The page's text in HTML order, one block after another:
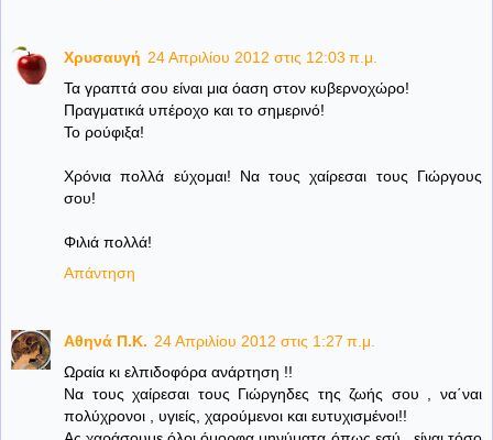
Χρυσαυγή 24 Απριλίου 2012 στις 12:03 π.μ.
Τα γραπτά σου είναι μια όαση στον κυβερνοχώρο!
Πραγματικά υπέροχο και το σημερινό!
Το ρούφιξα!
Χρόνια πολλά εύχομαι! Να τους χαίρεσαι τους Γιώργους
σου!
Φιλιά πολλά!
Απάντηση
Aθηνά Π.Κ. 24 Απριλίου 2012 στις 1:27 π.μ.
Ωραία κι ελπιδοφόρα ανάρτηση !!
Να τους χαίρεσαι τους Γιώργηδες της ζωής σου , να΄ναι
πολύχρονοι , υγιείς, χαρούμενοι και ευτυχισμένοι!!